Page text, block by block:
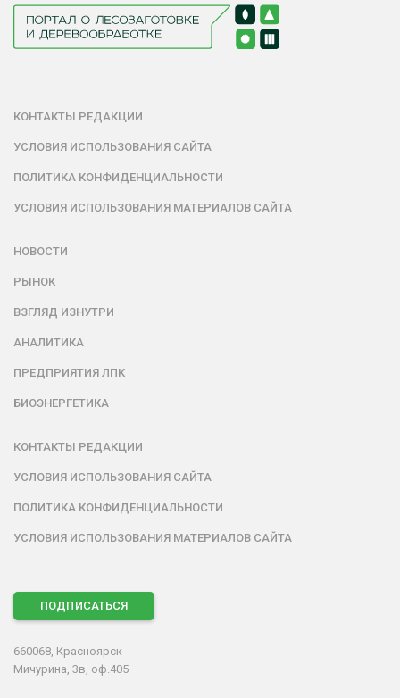
КОНТАКТЫ РЕДАКЦИИ
УСЛОВИЯ ИСПОЛЬЗОВАНИЯ САЙТА
ПОЛИТИКА КОНФИДЕНЦИАЛЬНОСТИ
УСЛОВИЯ ИСПОЛЬЗОВАНИЯ МАТЕРИАЛОВ САЙТА
НОВОСТИ
РЫНОК
ВЗГЛЯД ИЗНУТРИ
АНАЛИТИКА
ПРЕДПРИЯТИЯ ЛПК
БИОЭНЕРГЕТИКА
КОНТАКТЫ РЕДАКЦИИ
УСЛОВИЯ ИСПОЛЬЗОВАНИЯ САЙТА
ПОЛИТИКА КОНФИДЕНЦИАЛЬНОСТИ
УСЛОВИЯ ИСПОЛЬЗОВАНИЯ МАТЕРИАЛОВ САЙТА
ПОДПИСАТЬСЯ
660068, Красноярск
Мичурина, 3в, оф.405